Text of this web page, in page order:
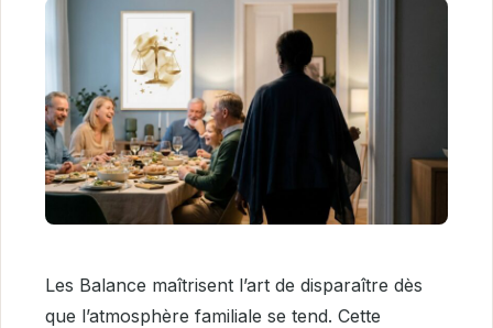
Les Balance maîtrisent l’art de disparaître dès
que l’atmosphère familiale se tend. Cette